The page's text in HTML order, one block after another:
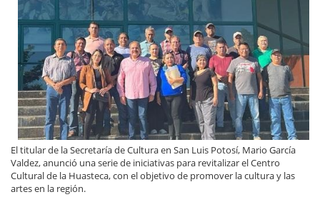
El titular de la Secretaría de Cultura en San Luis Potosí, Mario García
Valdez, anunció una serie de iniciativas para revitalizar el Centro
Cultural de la Huasteca, con el objetivo de promover la cultura y las
artes en la región.